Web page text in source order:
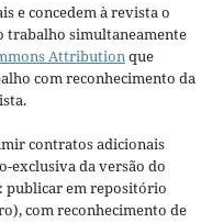
e concedem à revista o
trabalho simultaneamente
Attributionque
com reconhecimento da
contratos adicionais
exclusiva da versão do
publicar em repositório
com reconhecimento de